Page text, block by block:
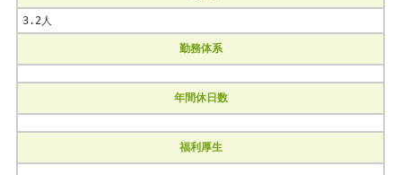
3.2人
勤務体系
年間休日数
福利厚生